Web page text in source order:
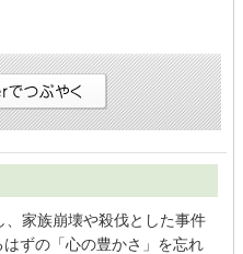
家族崩壊や殺伐とした事件
ずの「心の豊かさ」を忘れ